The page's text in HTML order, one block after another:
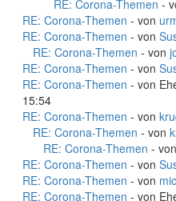
RE: Corona-Themen -
RE: Corona-Themen - von
RE: Corona-Themen - von
RE: Corona-Themen - von
RE: Corona-Themen - von
RE: Corona-Themen - von
15:54
RE: Corona-Themen - von
RE: Corona-Themen - von
RE: Corona-Themen - von
RE: Corona-Themen - von
RE: Corona-Themen - von
RE: Corona-Themen - von